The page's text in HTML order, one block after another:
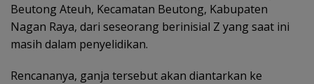
Beutong Ateuh, Kecamatan Beutong, Kabupaten
Nagan Raya, dari seseorang berinisial Z yang saat ini
masih dalam penyelidikan.
Rencananya, ganja tersebut akan diantarkan ke